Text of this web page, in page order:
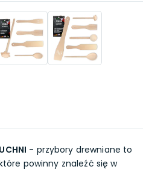
- przybory drewniane to
powinny znaleźć się w